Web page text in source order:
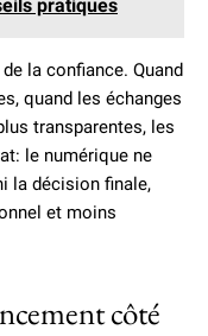
pratiques
la confiance. Quand
quand les échanges
transparentes, les
le numérique ne
la décision finale,
et moins
côté